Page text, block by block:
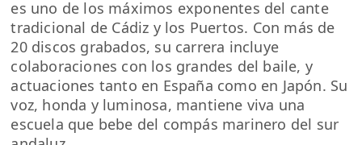
es uno de los máximos exponentes del cante
tradicional de Cádiz y los Puertos. Con más de
20 discos grabados, su carrera incluye
colaboraciones con los grandes del baile, y
actuaciones tanto en España como en Japón. Su
voz, honda y luminosa, mantiene viva una
escuela que bebe del compás marinero del sur